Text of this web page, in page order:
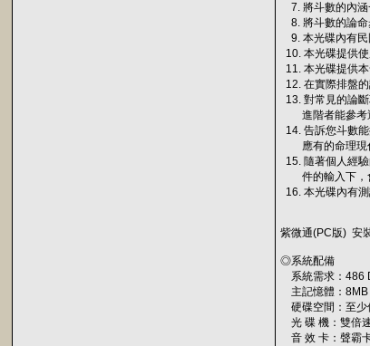
7. 將斗數的內涵
8. 將斗數的論命
9. 本光碟內有民
10. 本光碟提供
11. 本光碟提供
12. 在實際排盤
13. 對常見的論
進階者能參考
14. 告訴您斗數
應有的命理現
15. 隨著個人經
件的輸入下，
16. 本光碟內有
紫微通(PC版) 安
◎系統配備
系統需求：486
主記憶體：8MB
硬碟空間：至少
光 碟 機：雙倍
音 效 卡：聲霸